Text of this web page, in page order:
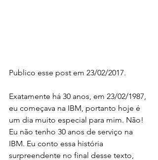
Publico esse post em 23/02/2017.
Exatamente há 30 anos, em 23/02/1987,
eu começava na IBM, portanto hoje é
um dia muito especial para mim. Não!
Eu não tenho 30 anos de serviço na
IBM. Eu conto essa história
surpreendente no final desse texto,